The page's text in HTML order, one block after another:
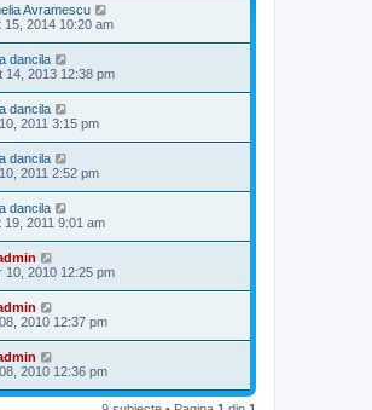
Avramescu
15, 2014 10:20 am
dancila
14, 2013 12:38 pm
dancila
2011 3:15 pm
dancila
2011 2:52 pm
dancila
19, 2011 9:01 am
10, 2010 12:25 pm
2010 12:37 pm
2010 12:36 pm